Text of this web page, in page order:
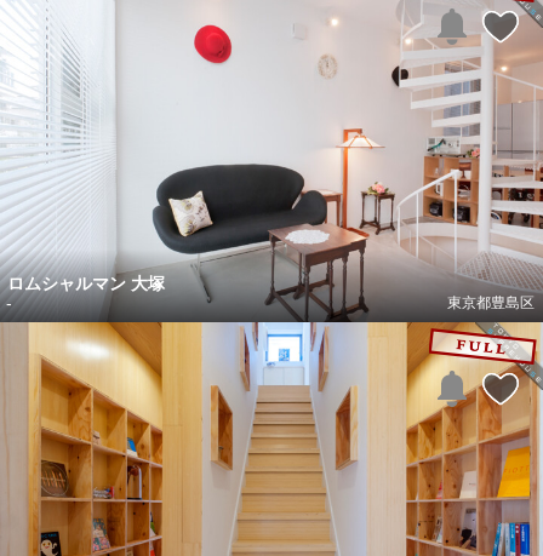
ロムシャルマン 大塚
東京都豊島区
-